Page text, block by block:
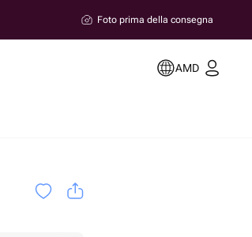
Foto prima della consegna
AMD